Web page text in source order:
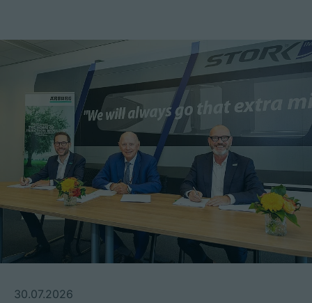
登录
合作伙伴门户网站
客户门户登陆
China | 中文简体
30.07.2026